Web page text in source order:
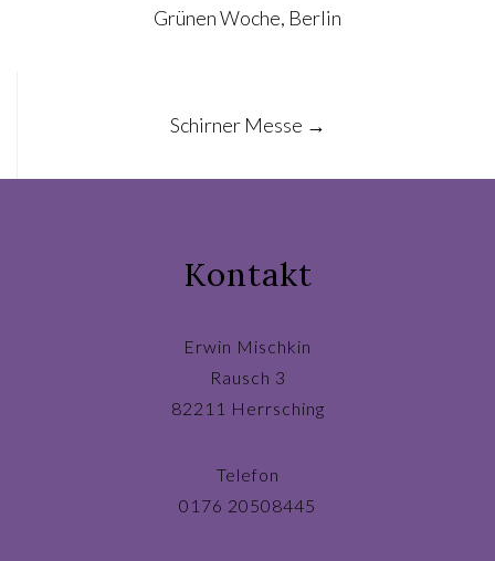
navigationGrünen Woche, Berlin
Schirner Messe →
Kontakt
Erwin Mischkin
Rausch 3
82211 Herrsching
Telefon
0176 20508445